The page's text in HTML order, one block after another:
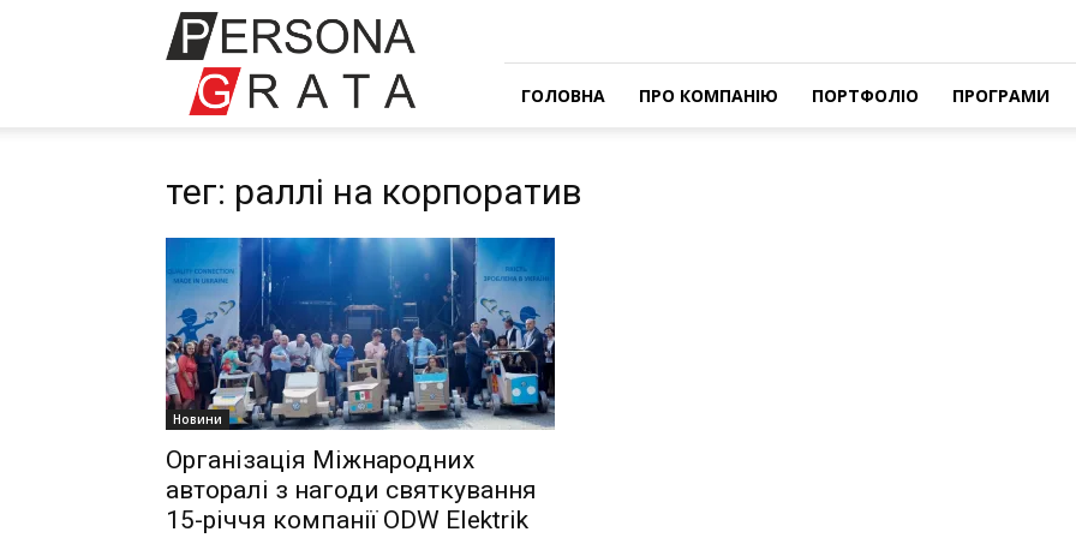
Івент
компанія
Персона
Грата
ГОЛОВНА ПРО КОМПАНІЮ ПОРТФОЛІО ПРОГРАМИ
тег: раллі на корпоратив
Новини
Організація Міжнародних
авторалі з нагоди святкування
15-річчя компанії ODW Elektrik